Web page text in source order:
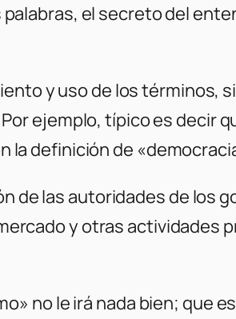
palabras, el secreto del
y uso de los términos,
ejemplo, típico es decir
la definición de
de las autoridades de los
y otras actividades
no le irá nada bien; que